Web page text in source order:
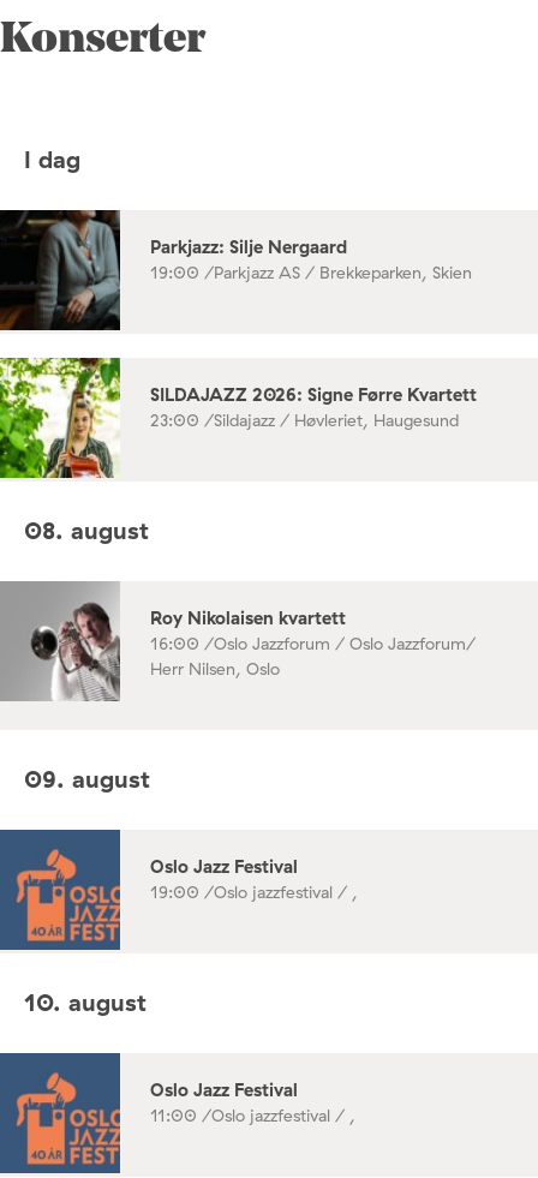
Konserter
I dag
Parkjazz: Silje Nergaard
19:00 /Parkjazz AS / Brekkeparken, Skien
SILDAJAZZ 2026: Signe Førre Kvartett
23:00 /Sildajazz / Høvleriet, Haugesund
08. august
Roy Nikolaisen kvartett
16:00 /Oslo Jazzforum / Oslo Jazzforum/
Herr Nilsen, Oslo
09. august
Oslo Jazz Festival
19:00 /Oslo jazzfestival / ,
10. august
Oslo Jazz Festival
11:00 /Oslo jazzfestival / ,